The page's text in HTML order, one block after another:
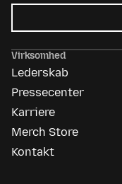
Virksomhed
Lederskab
Pressecenter
Karriere
Merch Store
Kontakt